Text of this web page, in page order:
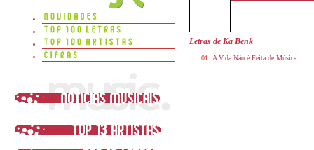
Letras de Ka Benk
A Vida Não é Feita de Música